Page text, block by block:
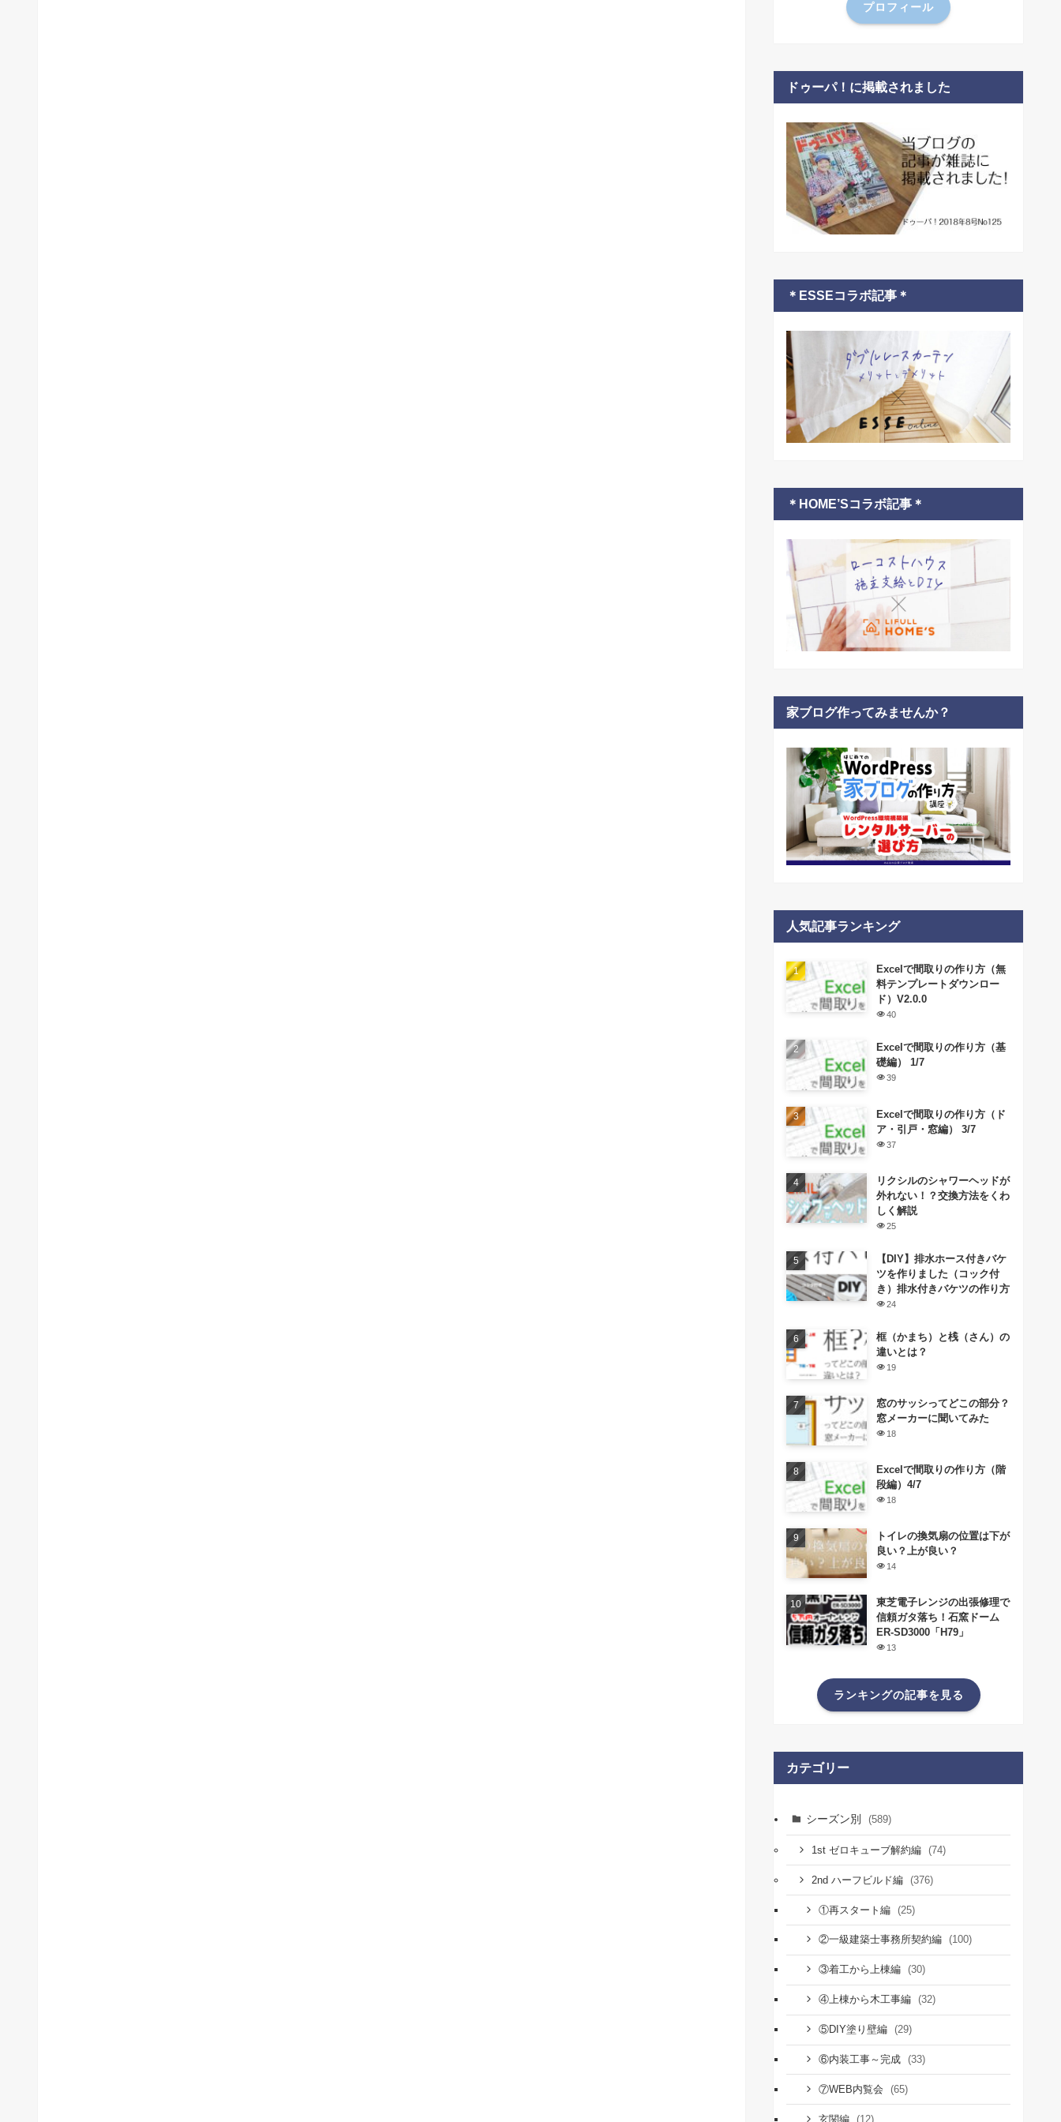
プロフィール
ドゥーパ！に掲載されました
＊ESSEコラボ記事＊
＊HOME’Sコラボ記事＊
家ブログ作ってみませんか？
人気記事ランキング
Excelで間取りの作り方（無
料テンプレートダウンロー
ド）V2.0.0
40
Excelで間取りの作り方（基
礎編） 1/7
39
Excelで間取りの作り方（ド
ア・引戸・窓編） 3/7
37
リクシルのシャワーヘッドが
外れない！？交換方法をくわ
しく解説
25
【DIY】排水ホース付きバケ
ツを作りました（コック付
き）排水付きバケツの作り方
24
框（かまち）と桟（さん）の
違いとは？
19
窓のサッシってどこの部分？
窓メーカーに聞いてみた
18
Excelで間取りの作り方（階
段編）4/7
18
トイレの換気扇の位置は下が
良い？上が良い？
14
東芝電子レンジの出張修理で
信頼ガタ落ち！石窯ドーム
ER-SD3000「H79」
13
ランキングの記事を見る
カテゴリー
シーズン別 (589)
1st ゼロキューブ解約編 (74)
2nd ハーフビルド編 (376)
①再スタート編 (25)
②一級建築士事務所契約編 (100)
③着工から上棟編 (30)
④上棟から木工事編 (32)
⑤DIY塗り壁編 (29)
⑥内装工事～完成 (33)
⑦WEB内覧会 (65)
玄関編 (12)